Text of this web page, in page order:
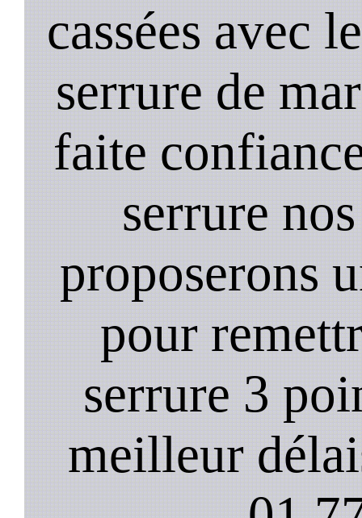
cassées avec
serrure de
faite
serrure
proposerons
pour
serrure 3
meilleur